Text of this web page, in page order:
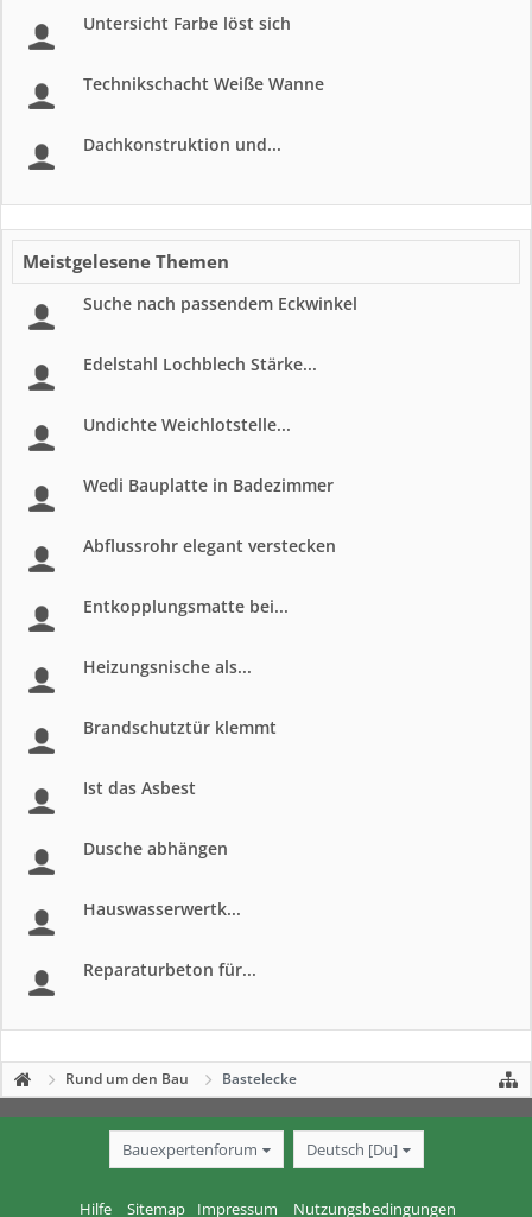
Untersicht Farbe löst sich
Technikschacht Weiße Wanne
Dachkonstruktion und...
Meistgelesene Themen
Suche nach passendem Eckwinkel
Edelstahl Lochblech Stärke...
Undichte Weichlotstelle...
Wedi Bauplatte in Badezimmer
Abflussrohr elegant verstecken
Entkopplungsmatte bei...
Heizungsnische als...
Brandschutztür klemmt
Ist das Asbest
Dusche abhängen
Hauswasserwertk...
Reparaturbeton für...
Rund um den Bau Bastelecke
Bauexpertenforum Deutsch [Du]
Hilfe Sitemap Impressum Nutzungsbedingungen